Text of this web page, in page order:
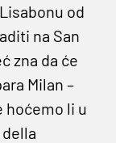
od
na San
zna da će
Milan –
hoćemo li u